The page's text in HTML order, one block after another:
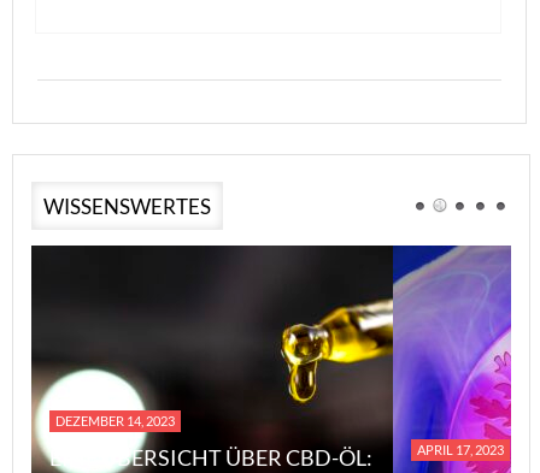
WISSENSWERTES
DEZEMBER 14, 2023
EINE ÜBERSICHT ÜBER CBD-ÖL:
APRIL 17, 2023